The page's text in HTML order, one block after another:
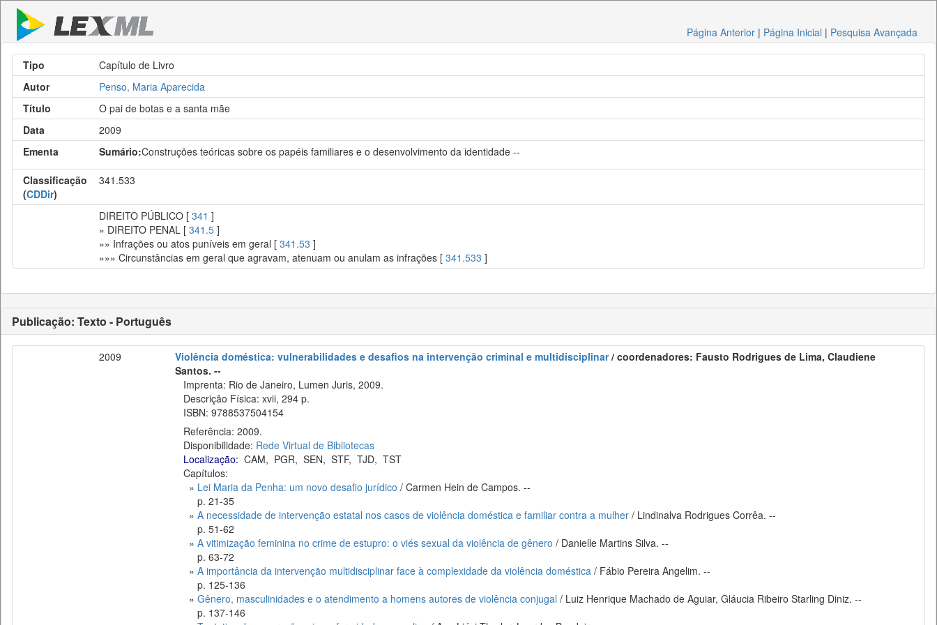
Página Anterior | Página Inicial | Pesquisa Avançada
Tipo
Capítulo de Livro
Autor
Penso, Maria Aparecida
Título
O pai de botas e a santa mãe
Data
2009
Ementa
Sumário:Construções teóricas sobre os papéis familiares e o desenvolvimento da identidade --
Classificação
(CDDir)
341.533
DIREITO PÚBLICO [ 341 ]
» DIREITO PENAL [ 341.5 ]
»» Infrações ou atos puníveis em geral [ 341.53 ]
»»» Circunstâncias em geral que agravam, atenuam ou anulam as infrações [ 341.533 ]
Publicação: Texto - Português
2009 Violência doméstica: vulnerabilidades e desafios na intervenção criminal e multidisciplinar/ coordenadores: Fausto Rodrigues de Lima, Claudiene
Santos. --
Imprenta: Rio de Janeiro, Lumen Juris, 2009.
Descrição Física: xvii, 294 p.
ISBN: 9788537504154
Referência: 2009.
Disponibilidade: Rede Virtual de Bibliotecas
Localização: CAM, PGR, SEN, STF, TJD, TST
Capítulos:
» Lei Maria da Penha: um novo desafio jurídico / Carmen Hein de Campos. --
p. 21-35
» A necessidade de intervenção estatal nos casos de violência doméstica e familiar contra a mulher / Lindinalva Rodrigues Corrêa. --
p. 51-62
» A vitimização feminina no crime de estupro: o viés sexual da violência de gênero / Danielle Martins Silva. --
p. 63-72
» A importância da intervenção multidisciplinar face à complexidade da violência doméstica / Fábio Pereira Angelim. --
p. 125-136
» Gênero, masculinidades e o atendimento a homens autores de violência conjugal / Luiz Henrique Machado de Aguiar, Gláucia Ribeiro Starling Diniz. --
p. 137-146